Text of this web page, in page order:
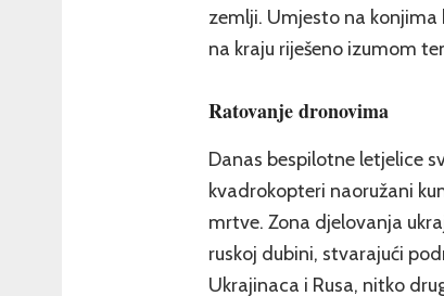
zemlji. Umjesto na konjima
na kraju riješeno izumom
Ratovanje dronovima
Danas bespilotne letjelice
kvadrokopteri naoružani
mrtve. Zona djelovanja
ruskoj dubini, stvarajući
Ukrajinaca i Rusa, nitko